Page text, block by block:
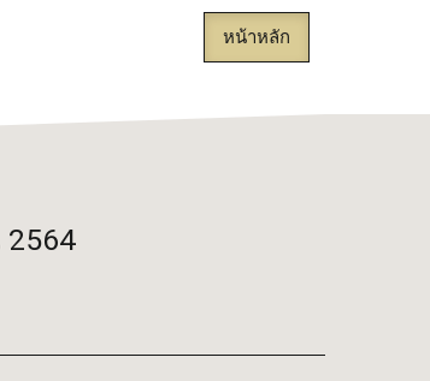
หน้าหลัก